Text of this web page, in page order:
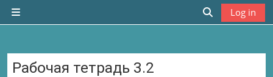
Skip to main content
Side panel
Toggle
Log in
Рабочая тетрадь 3.2